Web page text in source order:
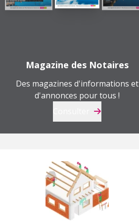
Magazine des Notaires
Des magazines d'informations et
d'annonces pour tous !